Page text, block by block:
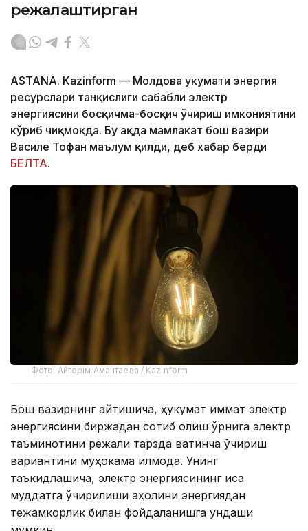
режалаштирган
ASTANA. Kazinform — Молдова ҳукумати энергия
ресурслари танқислиги сабабли электр
энергиясини босқичма-босқич ўчириш имкониятини
кўриб чиқмоқда. Бу ҳақда мамлакат бош вазири
Василе Тофан маълум қилди, деб хабар берди
БЕЛТА.
Фото: Айгерім Амантаева / Kazinform
Бош вазирнинг айтишича, ҳукумат қиммат электр
энергиясини биржадан сотиб олиш ўрнига электр
таъминотини режали тарзда вақтинча ўчириш
вариантини муҳокама қилмоқда. Унинг
таъкидлашича, электр энергиясининг қисқа
муддатга ўчирилиши аҳолини энергиядан
тежамкорлик билан фойдаланишга ундаши